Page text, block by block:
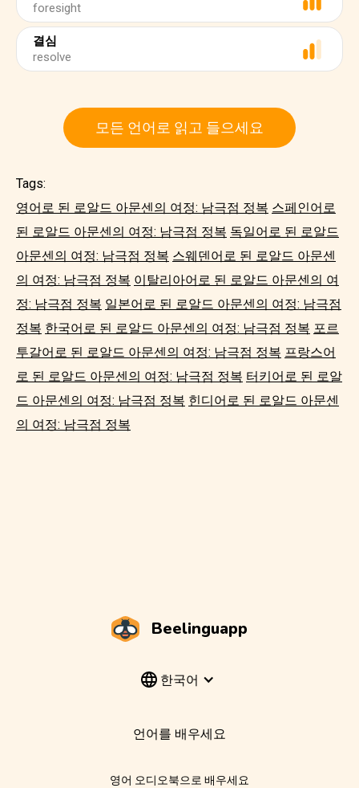
foresight
결심
resolve
모든 언어로 읽고 들으세요
Tags:
영어로 된 로알드 아문센의 여정: 남극점 정복 스페인어로
된 로알드 아문센의 여정: 남극점 정복 독일어로 된 로알드
아문센의 여정: 남극점 정복 스웨덴어로 된 로알드 아문센
의 여정: 남극점 정복 이탈리아어로 된 로알드 아문센의 여
정: 남극점 정복 일본어로 된 로알드 아문센의 여정: 남극점
정복 한국어로 된 로알드 아문센의 여정: 남극점 정복 포르
투갈어로 된 로알드 아문센의 여정: 남극점 정복 프랑스어
로 된 로알드 아문센의 여정: 남극점 정복 터키어로 된 로알
드 아문센의 여정: 남극점 정복 힌디어로 된 로알드 아문센
의 여정: 남극점 정복
Beelinguapp
한국어
언어를 배우세요
영어 오디오북으로 배우세요